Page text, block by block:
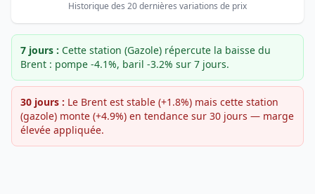
Historique des 20 dernières variations de prix
7 jours : Cette station (Gazole) répercute la baisse du
Brent : pompe -4.1%, baril -3.2% sur 7 jours.
30 jours : Le Brent est stable (+1.8%) mais cette station
(gazole) monte (+4.9%) en tendance sur 30 jours — marge
élevée appliquée.